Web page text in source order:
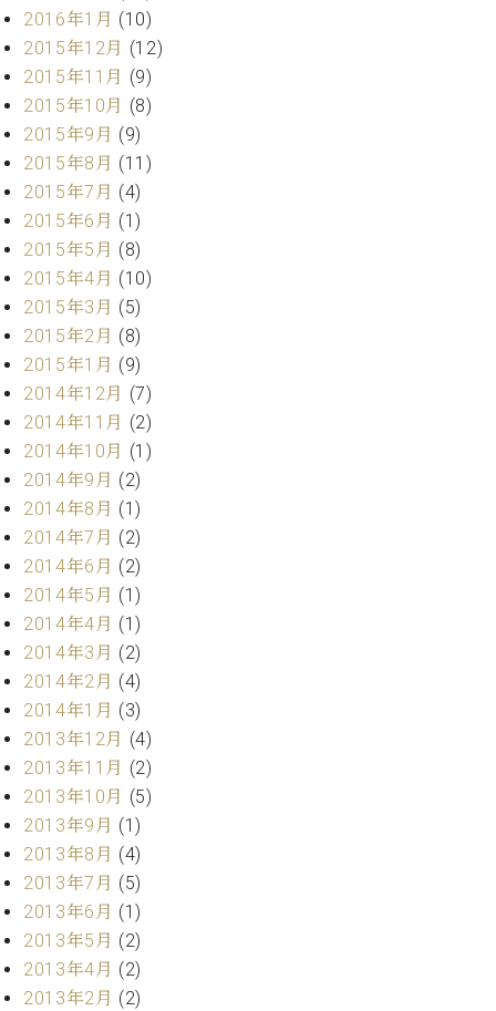
マ
ー
サ
ー
ビ
ス
(
調
律
)
ア
フ
タ
ー
サ
ビ
ス
(調
律)
調
律
紹
介
調
律
料
表
お
問
い
合
わ
尾山調律師のブ
ログ Die
Musikgasse（音
楽の小道）
2016年1月 (10)
2015年12月 (12)
2015年11月 (9)
2015年10月 (8)
2015年9月 (9)
2015年8月 (11)
2015年7月 (4)
2015年6月 (1)
2015年5月 (8)
2015年4月 (10)
2015年3月 (5)
2015年2月 (8)
2015年1月 (9)
2014年12月 (7)
2014年11月 (2)
2014年10月 (1)
2014年9月 (2)
2014年8月 (1)
2014年7月 (2)
2014年6月 (2)
2014年5月 (1)
2014年4月 (1)
2014年3月 (2)
2014年2月 (4)
2014年1月 (3)
2013年12月 (4)
2013年11月 (2)
2013年10月 (5)
2013年9月 (1)
2013年8月 (4)
2013年7月 (5)
2013年6月 (1)
2013年5月 (2)
2013年4月 (2)
2013年2月 (2)